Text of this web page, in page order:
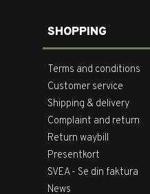
SHOPPING
Terms and conditions
Customer service
Shipping & delivery
Complaint and return
Return waybill
Presentkort
SVEA - Se din faktura
News